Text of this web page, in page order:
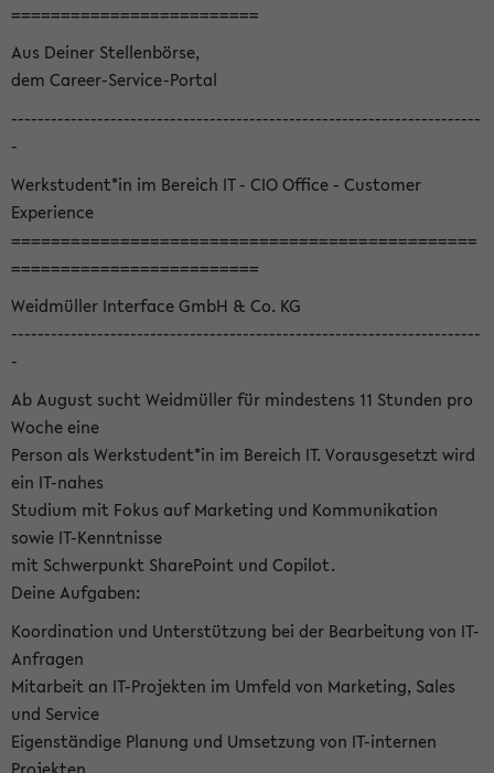
=========================
Aus Deiner Stellenbörse,
dem Career-Service-Portal
-----------------------------------------------------------------------
-
Werkstudent*in im Bereich IT - CIO Office - Customer
Experience
===============================================
=========================
Weidmüller Interface GmbH & Co. KG
-----------------------------------------------------------------------
-
Ab August sucht Weidmüller für mindestens 11 Stunden pro
Woche eine
Person als Werkstudent*in im Bereich IT. Vorausgesetzt wird
ein IT-nahes
Studium mit Fokus auf Marketing und Kommunikation
sowie IT-Kenntnisse
mit Schwerpunkt SharePoint und Copilot.
Deine Aufgaben:
Koordination und Unterstützung bei der Bearbeitung von IT-
Anfragen
Mitarbeit an IT-Projekten im Umfeld von Marketing, Sales
und Service
Eigenständige Planung und Umsetzung von IT-internen